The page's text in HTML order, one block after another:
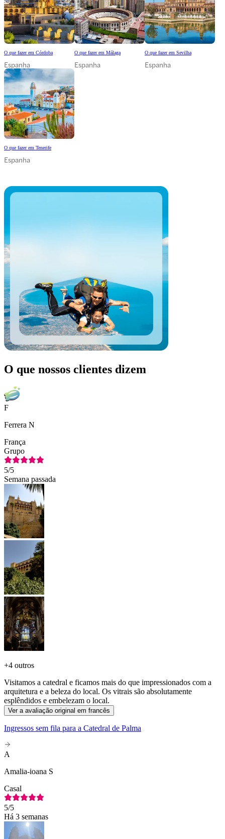
O que fazer em Córdoba
Espanha
O que fazer em Málaga
Espanha
O que fazer em Sevilha
Espanha
O que fazer em Tenerife
Espanha
O que nossos clientes dizem
F
Ferrera N
França
Grupo
5/5
Semana passada
+4 outros
Visitamos a catedral e ficamos mais do que impressionados com a
arquitetura e a beleza do local. Os vitrais são absolutamente
esplêndidos e embelezam o local.
Ver a avaliação original em francês
Ingressos sem fila para a Catedral de Palma
A
Amalia-ioana S
Casal
5/5
Há 3 semanas